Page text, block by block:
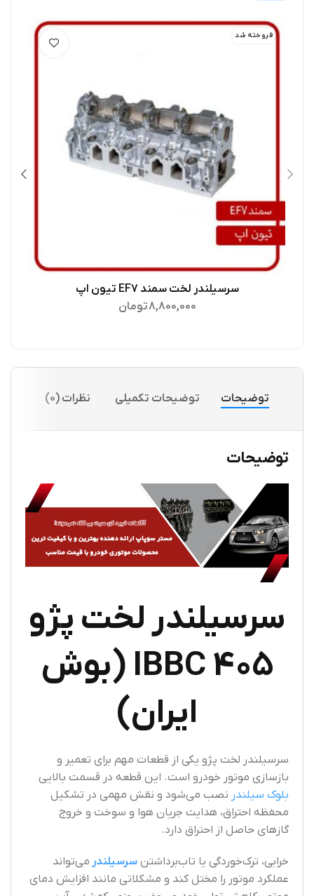
فروخته شد
اطلاعات بیشتر
سرسیلندر لخت سمند EF7 تیون اپ
8,800,000تومان
توضیحات توضیحات تکمیلی نظرات (0)
توضیحات
سرسیلندر لخت پژو
405 IBBC (بوش
ایران)
سرسیلندر لخت پژو یکی از قطعات مهم برای تعمیر و
بازسازی موتور خودرو است. این قطعه در قسمت بالایی
بلوک سیلندر نصب می‌شود و نقش مهمی در تشکیل
محفظه احتراق، هدایت جریان هوا و سوخت و خروج
گازهای حاصل از احتراق دارد.
خرابی، ترک‌خوردگی یا تاب‌برداشتن سرسیلندر می‌تواند
عملکرد موتور را مختل کند و مشکلاتی مانند افزایش دمای